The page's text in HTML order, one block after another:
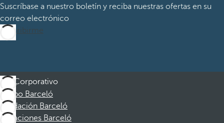
Suscríbase a nuestro boletín y reciba nuestras ofertas en su
correo electrónico
Suscribirme
Corporativo
Grupo Barceló
Fundación Barceló
Vacaciones Barceló